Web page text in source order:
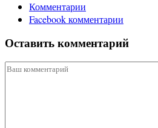
Комментарии
Facebook комментарии
Оставить комментарий